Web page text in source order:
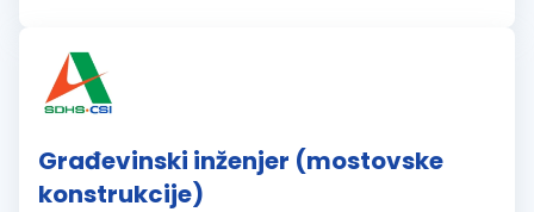
Građevinski inženjer (mostovske
konstrukcije)